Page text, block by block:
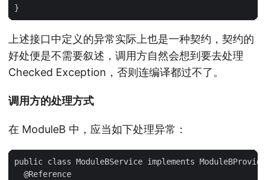
上述接口中定义的异常实际上也是一种契约，契约的
好处便是不需要叙述，调用方自然会想到要去处理
Checked Exception，否则连编译都过不了。
调用方的处理方式
在 ModuleB 中，应当如下处理异常：
public class ModuleBService implements
  @Reference